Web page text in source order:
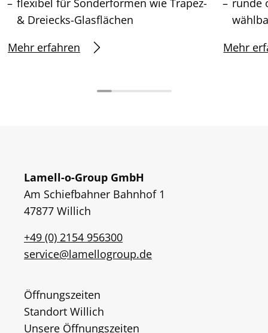
flexibel für Sonderformen wie Trapez-
& Dreiecks-Glasflächen
Mehr erfahren
runde
Mehr
Lamell-o-Group GmbH
Am Schiefbahner Bahnhof 1
47877 Willich
+49 (0) 2154 956300
service@lamellogroup.de
Öffnungszeiten
Standort Willich
Unsere Öffnungszeiten